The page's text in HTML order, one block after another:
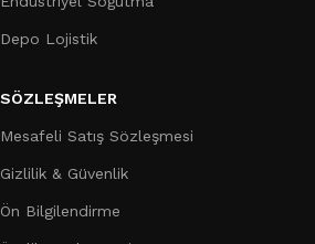
Depo Lojistik
SÖZLEŞMELER
Mesafeli Satış Sözleşmesi
Gizlilik & Güvenlik
Ön Bilgilendirme